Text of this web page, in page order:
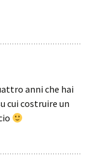
anni che hai
cui costruire un